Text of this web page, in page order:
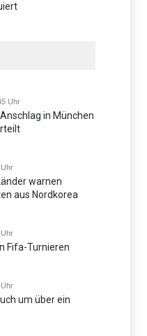
Uhr
in München
warnen
aus Nordkorea
Fifa-Turnieren
um über ein